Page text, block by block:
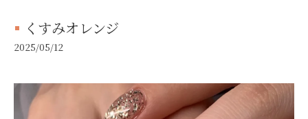
くすみオレンジ
2025/05/12